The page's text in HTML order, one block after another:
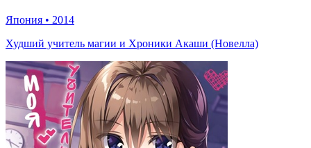
Япония • 2014
Худший учитель магии и Хроники Акаши (Новелла)